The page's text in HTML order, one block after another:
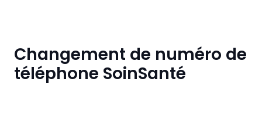
Changement de numéro de
téléphone SoinSanté